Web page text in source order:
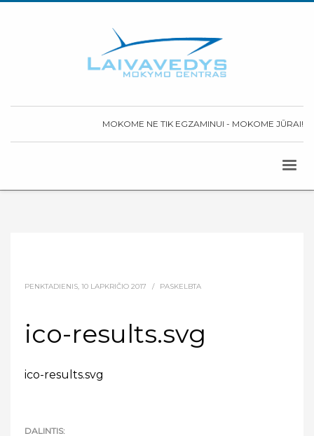
MOKOME NE TIK EGZAMINUI - MOKOME JŪRAI!
PENKTADIENIS, 10 LAPKRIČIO 2017 / PASKELBTA
ico-results.svg
ico-results.svg